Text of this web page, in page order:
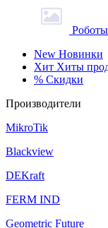
New Новинки
Хит Хиты
% Скидки
Производители
MikroTik
Blackview
DEKraft
FERM IND
Geometric Future